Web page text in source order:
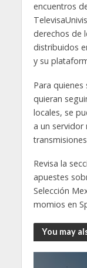
encuentros
derechos de
distribuidos
y su
Para
quieran
locales, se
a un servidor
Revisa la
apuestes
Selección
momios en
You may